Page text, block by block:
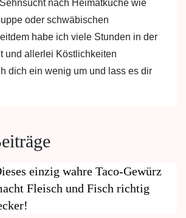
nach Heimatküche wie
oder schwäbischen
habe ich viele Stunden in der
und allerlei Köstlichkeiten
dich ein wenig um und lass es dir
einzig wahre Taco-Gewürz
Fleisch und Fisch richtig